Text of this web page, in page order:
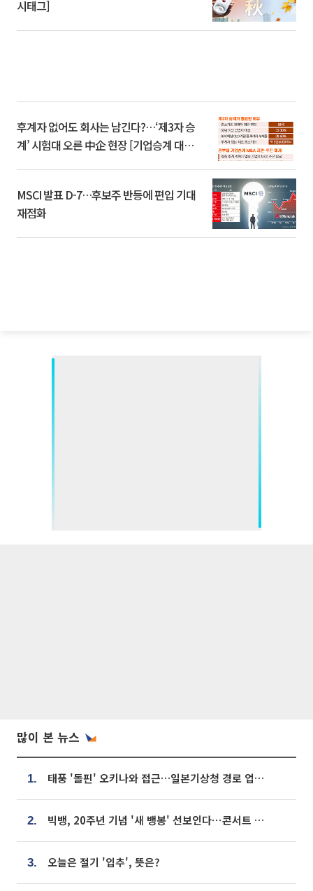
시태그]
후계자 없어도 회사는 남긴다?…‘제3자 승
계’ 시험대 오른 中企 현장 [기업승계 대전
MSCI 발표 D-7…후보주 반등에 편입 기대
재점화
많이 본 뉴스
1. 태풍 '돌핀' 오키나와 접근…일본기상청 경로 업데이트
2. 빅뱅, 20주년 기념 '새 뱅봉' 선보인다⋯콘서트 앞두고 팝업 개최
3. 오늘은 절기 '입추', 뜻은?